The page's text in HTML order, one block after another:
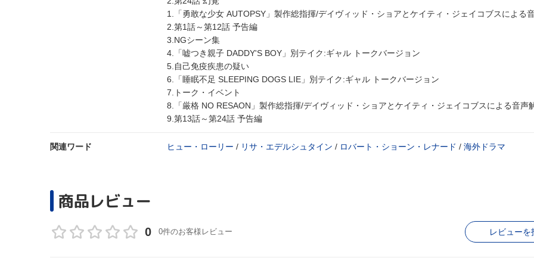
1.「勇敢な少女 AUTOPSY」製作総指揮/デイヴィッド・ショアとケイティ・ジェイコブスによる
2.第1話～第12話 予告編
3.NGシーン集
4.「嘘つき親子 DADDY'S BOY」別テイク:ギャル トークバージョン
5.自己免疫疾患の疑い
6.「睡眠不足 SLEEPING DOGS LIE」別テイク:ギャル トークバージョン
7.トーク・イベント
8.「厳格 NO RESAON」製作総指揮/デイヴィッド・ショアとケイティ・ジェイコブスによる音声
9.第13話～第24話 予告編
関連ワード ヒュー・ローリー / リサ・エデルシュタイン / ロバート・ショーン・レナード / 海外ドラマ
商品レビュー
0 0件のお客様レビュー レビューを